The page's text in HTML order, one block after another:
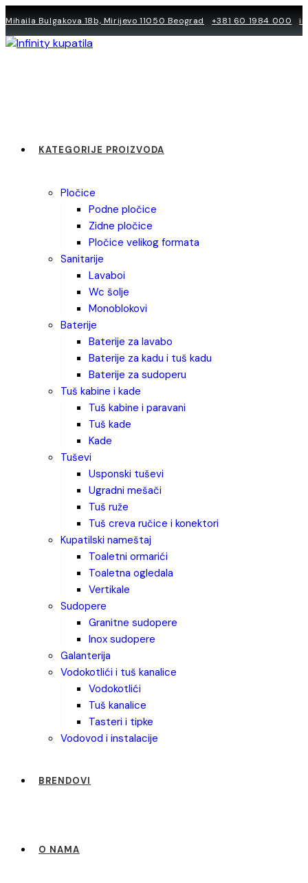
to
content
Mihaila Bulgakova 18b, Mirijevo 11050 Beograd +381 60 1984 000
KATEGORIJE PROIZVODA
pločice
podne pločice
zidne pločice
pločice velikog formata
sanitarije
lavaboi
wc šolje
monoblokovi
baterije
baterije za lavabo
baterije za kadu i tuš kadu
baterije za sudoperu
tuš kabine i kade
tuš kabine i paravani
tuš kade
kade
tuševi
usponski tuševi
ugradni mešači
tuš ruže
tuš creva ručice i konektori
kupatilski nameštaj
toaletni ormarići
toaletna ogledala
vertikale
sudopere
granitne sudopere
inox sudopere
galanterija
vodokotlići i tuš kanalice
vodokotlići
tuš kanalice
tasteri i tipke
vodovod i instalacije
BRENDOVI
O NAMA